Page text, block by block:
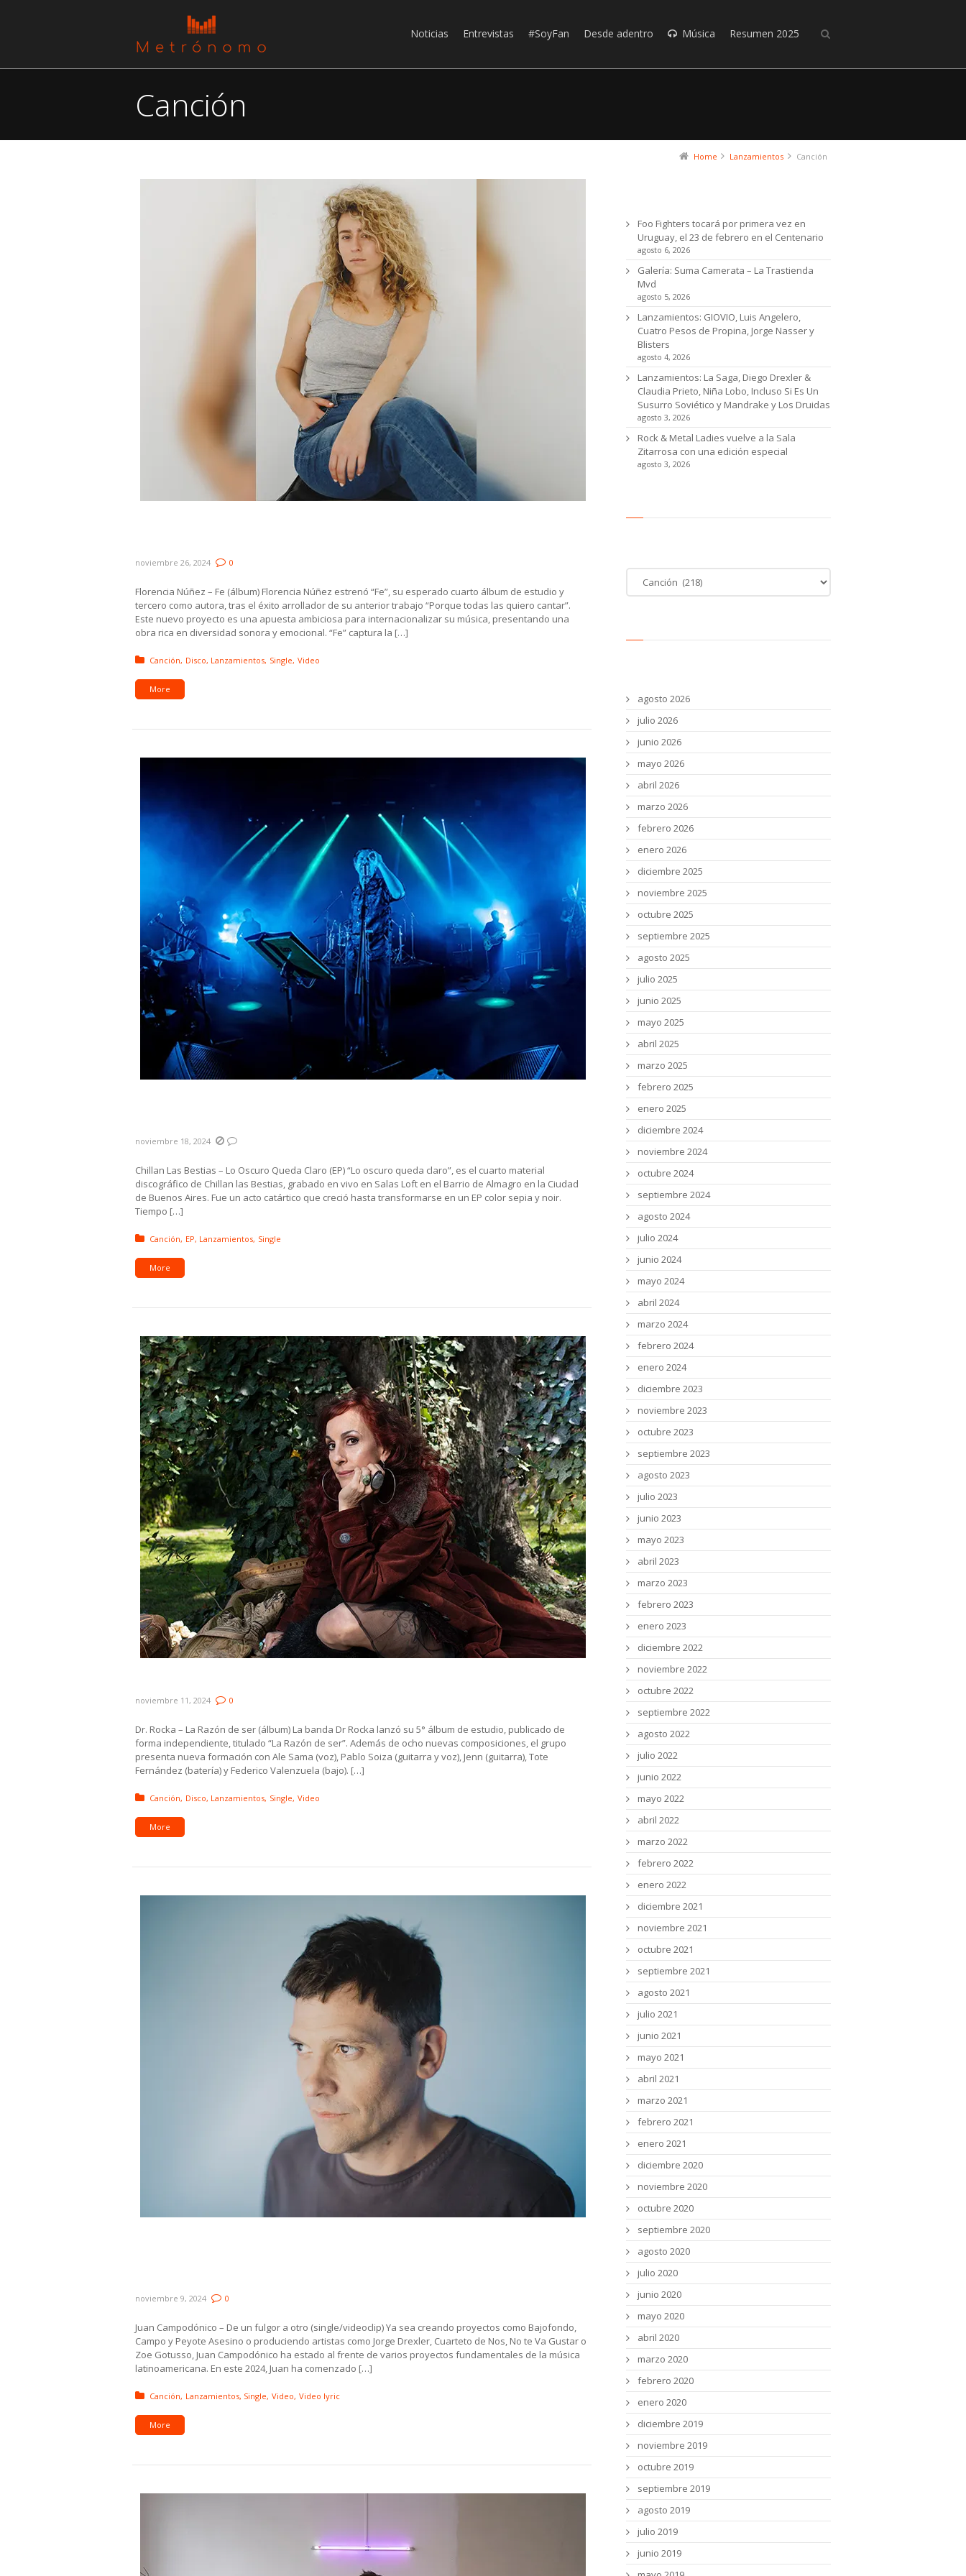
Noticias Entrevistas #SoyFan Desde adentro Música Resumen 2025
Canción
Home Lanzamientos Canción
noviembre 26, 2024 0
Florencia Núñez – Fe (álbum) Florencia Núñez estrenó “Fe”, su esperado cuarto álbum de estudio y
tercero como autora, tras el éxito arrollador de su anterior trabajo “Porque todas las quiero cantar”.
Este nuevo proyecto es una apuesta ambiciosa para internacionalizar su música, presentando una
obra rica en diversidad sonora y emocional. “Fe” captura la […]
Posted in:
Canción Disco Lanzamientos Single Video
More
noviembre 18, 2024
Chillan Las Bestias – Lo Oscuro Queda Claro (EP) “Lo oscuro queda claro”, es el cuarto material
discográfico de Chillan las Bestias, grabado en vivo en Salas Loft en el Barrio de Almagro en la Ciudad
de Buenos Aires. Fue un acto catártico que creció hasta transformarse en un EP color sepia y noir.
Tiempo […]
Posted in:
Canción EP Lanzamientos Single
More
noviembre 11, 2024 0
Dr. Rocka – La Razón de ser (álbum) La banda Dr Rocka lanzó su 5° álbum de estudio, publicado de
forma independiente, titulado “La Razón de ser”. Además de ocho nuevas composiciones, el grupo
presenta nueva formación con Ale Sama (voz), Pablo Soiza (guitarra y voz), Jenn (guitarra), Tote
Fernández (batería) y Federico Valenzuela (bajo). […]
Posted in:
Canción Disco Lanzamientos Single Video
More
noviembre 9, 2024 0
Juan Campodónico – De un fulgor a otro (single/videoclip) Ya sea creando proyectos como Bajofondo,
Campo y Peyote Asesino o produciendo artistas como Jorge Drexler, Cuarteto de Nos, No te Va Gustar o
Zoe Gotusso, Juan Campodónico ha estado al frente de varios proyectos fundamentales de la música
latinoamericana. En este 2024, Juan ha comenzado […]
Posted in:
Canción Lanzamientos Single Video Video lyric
More
Foo Fighters tocará por primera vez en
Uruguay, el 23 de febrero en el Centenario
agosto 6, 2026
Galería: Suma Camerata – La Trastienda
Mvd
agosto 5, 2026
Lanzamientos: GIOVIO, Luis Angelero,
Cuatro Pesos de Propina, Jorge Nasser y
Blisters
agosto 4, 2026
Lanzamientos: La Saga, Diego Drexler &
Claudia Prieto, Niña Lobo, Incluso Si Es Un
Susurro Soviético y Mandrake y Los Druidas
agosto 3, 2026
Rock & Metal Ladies vuelve a la Sala
Zitarrosa con una edición especial
agosto 3, 2026
Categoría
noticias
agosto 2026
julio 2026
junio 2026
mayo 2026
abril 2026
marzo 2026
febrero 2026
enero 2026
diciembre 2025
noviembre 2025
octubre 2025
septiembre 2025
agosto 2025
julio 2025
junio 2025
mayo 2025
abril 2025
marzo 2025
febrero 2025
enero 2025
diciembre 2024
noviembre 2024
octubre 2024
septiembre 2024
agosto 2024
julio 2024
junio 2024
mayo 2024
abril 2024
marzo 2024
febrero 2024
enero 2024
diciembre 2023
noviembre 2023
octubre 2023
septiembre 2023
agosto 2023
julio 2023
junio 2023
mayo 2023
abril 2023
marzo 2023
febrero 2023
enero 2023
diciembre 2022
noviembre 2022
octubre 2022
septiembre 2022
agosto 2022
julio 2022
junio 2022
mayo 2022
abril 2022
marzo 2022
febrero 2022
enero 2022
diciembre 2021
noviembre 2021
octubre 2021
septiembre 2021
agosto 2021
julio 2021
junio 2021
mayo 2021
abril 2021
marzo 2021
febrero 2021
enero 2021
diciembre 2020
noviembre 2020
octubre 2020
septiembre 2020
agosto 2020
julio 2020
junio 2020
mayo 2020
abril 2020
marzo 2020
febrero 2020
enero 2020
diciembre 2019
noviembre 2019
octubre 2019
septiembre 2019
agosto 2019
julio 2019
junio 2019